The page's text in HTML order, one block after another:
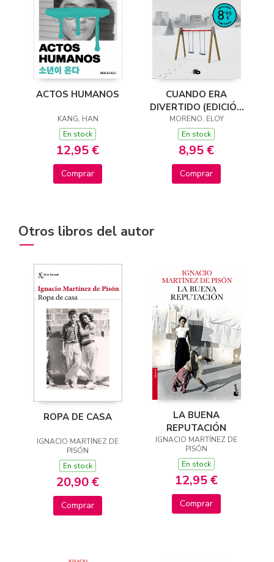
ACTOS HUMANOS
KANG, HAN
En stock
12,95 €
Comprar
CUANDO ERA
DIVERTIDO (EDICIÓN
LIMITADA · VERANO)
MORENO, ELOY
En stock
8,95 €
Comprar
Otros libros del autor
ROPA DE CASA
IGNACIO MARTÍNEZ DE
PISÓN
En stock
20,90 €
Comprar
LA BUENA
REPUTACIÓN
IGNACIO MARTÍNEZ DE
PISÓN
En stock
12,95 €
Comprar